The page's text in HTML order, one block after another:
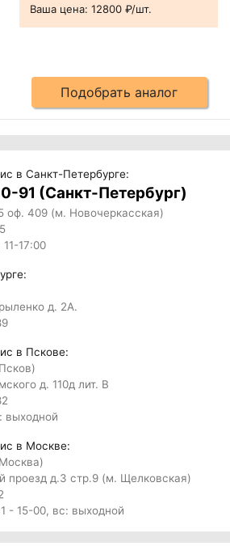
Ваша цена: 12800 ₽/шт.
Подобрать аналог
в Санкт-Петербурге:
91 (Санкт-Петербург)
оф. 409 (м. Новочеркасская)
17:00
д. 2А.
в Пскове:
д. 110д лит. В
выходной
в Москве:
проезд д.3 стр.9 (м. Щелковская)
- 15-00, вс: выходной